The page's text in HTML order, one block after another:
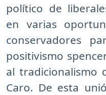
político de
en varias
conservadores
positivismo
al tradicionalismo
Caro. De esta